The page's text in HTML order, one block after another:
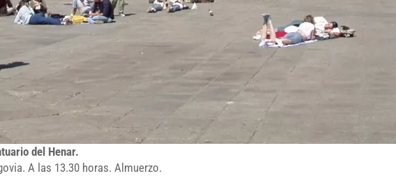
del Henar.
A las 13.30 horas. Almuerzo.